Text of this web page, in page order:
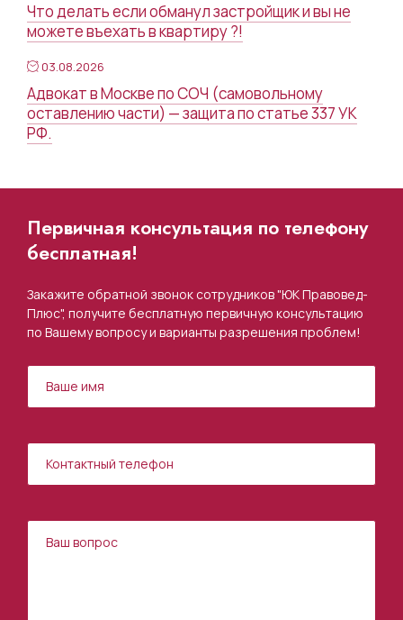
Что делать если обманул застройщик и вы не
можете въехать в квартиру ?!
03.08.2026
Адвокат в Москве по СОЧ (самовольному
оставлению части) — защита по статье 337 УК
РФ.
Первичная консультация по телефону
бесплатная!
Закажите обратной звонок сотрудников "ЮК Правовед-
Плюс", получите бесплатную первичную консультацию
по Вашему вопросу и варианты разрешения проблем!